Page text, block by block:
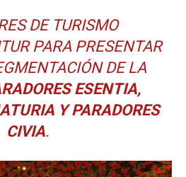
DE TURISMO
PARA PRESENTAR
DE LA
ESENTIA,
Y PARADORES
CIVIA.